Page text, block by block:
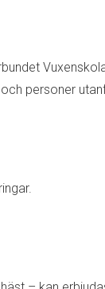
personer